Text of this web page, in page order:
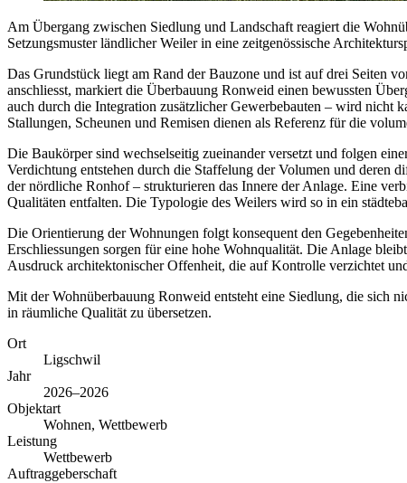
Am Übergang zwischen Siedlung und Landschaft reagiert die
Setzungsmuster ländlicher Weiler in eine zeitgenössische
Das Grundstück liegt am Rand der Bauzone und ist auf drei Seiten
anschliesst, markiert die Überbauung Ronweid einen bewussten
auch durch die Integration zusätzlicher Gewerbebauten – wird nicht
Stallungen, Scheunen und Remisen dienen als Referenz für die
Die Baukörper sind wechselseitig zueinander versetzt und folgen
Verdichtung entstehen durch die Staffelung der Volumen und deren
der nördliche Ronhof – strukturieren das Innere der Anlage. Eine
Qualitäten entfalten. Die Typologie des Weilers wird so in ein
Die Orientierung der Wohnungen folgt konsequent den
Erschliessungen sorgen für eine hohe Wohnqualität. Die Anlage
Ausdruck architektonischer Offenheit, die auf Kontrolle verzichtet
Mit der Wohnüberbauung Ronweid entsteht eine Siedlung, die sich
in räumliche Qualität zu übersetzen.
Ort
Ligschwil
Jahr
2026–2026
Objektart
Wohnen, Wettbewerb
Leistung
Wettbewerb
Auftraggeberschaft